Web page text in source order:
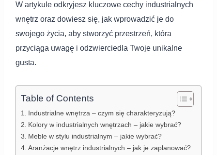
W artykule odkryjesz kluczowe cechy industrialnych
wnętrz oraz dowiesz się, jak wprowadzić je do
swojego życia, aby stworzyć przestrzeń, która
przyciąga uwagę i odzwierciedla Twoje unikalne
gusta.
Table of Contents
Industrialne wnętrza – czym się charakteryzują?
Kolory w industrialnych wnętrzach – jakie wybrać?
Meble w stylu industrialnym – jakie wybrać?
Aranżacje wnętrz industrialnych – jak je zaplanować?